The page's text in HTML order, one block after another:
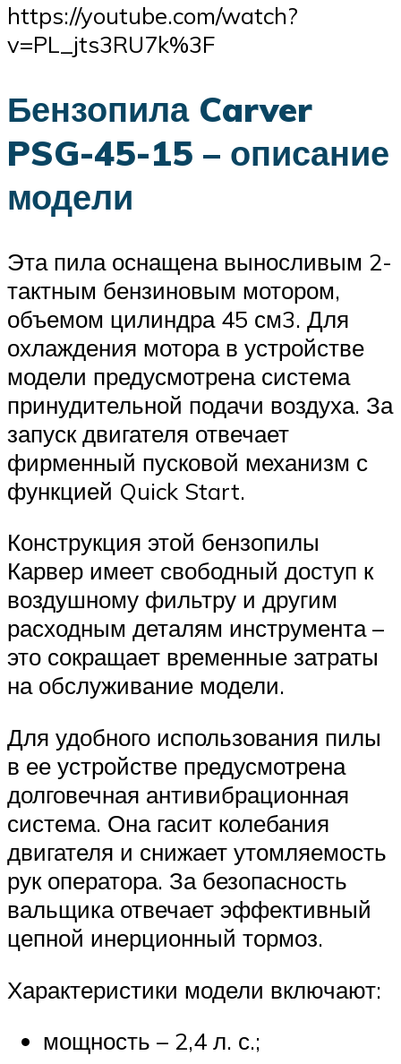
https://youtube.com/watch?
v=PL_jts3RU7k%3F
Бензопила Carver
PSG-45-15 – описание
модели
Эта пила оснащена выносливым 2-
тактным бензиновым мотором,
объемом цилиндра 45 см3. Для
охлаждения мотора в устройстве
модели предусмотрена система
принудительной подачи воздуха. За
запуск двигателя отвечает
фирменный пусковой механизм с
функцией Quick Start.
Конструкция этой бензопилы
Карвер имеет свободный доступ к
воздушному фильтру и другим
расходным деталям инструмента –
это сокращает временные затраты
на обслуживание модели.
Для удобного использования пилы
в ее устройстве предусмотрена
долговечная антивибрационная
система. Она гасит колебания
двигателя и снижает утомляемость
рук оператора. За безопасность
вальщика отвечает эффективный
цепной инерционный тормоз.
Характеристики модели включают:
мощность – 2,4 л. с.;